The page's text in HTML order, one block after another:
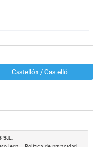
Castellón / Castelló
S.L.